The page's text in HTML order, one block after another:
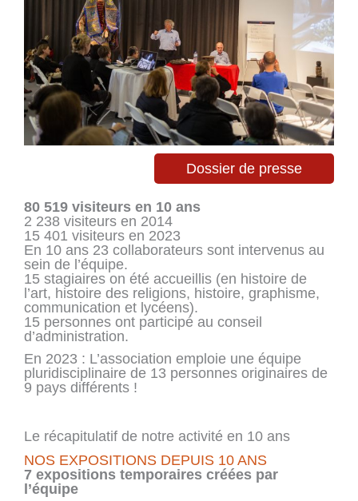
Dossier de presse
80 519 visiteurs en 10 ans
2 238 visiteurs en 2014
15 401 visiteurs en 2023
En 10 ans 23 collaborateurs sont intervenus au
sein de l’équipe.
15 stagiaires on été accueillis (en histoire de
l’art, histoire des religions, histoire, graphisme,
communication et lycéens).
15 personnes ont participé au conseil
d’administration.
En 2023 : L’association emploie une équipe
pluridisciplinaire de 13 personnes originaires de
9 pays différents !
Le récapitulatif de notre activité en 10 ans
NOS EXPOSITIONS DEPUIS 10 ANS
7 expositions temporaires créées par
l’équipe